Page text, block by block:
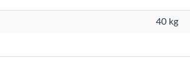
40 kg